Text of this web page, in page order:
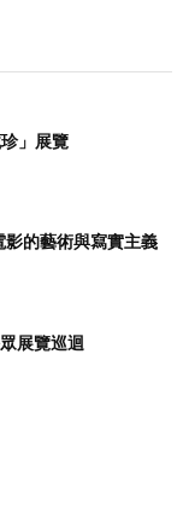
」展覽
的藝術與寫實主義
展覽巡迴